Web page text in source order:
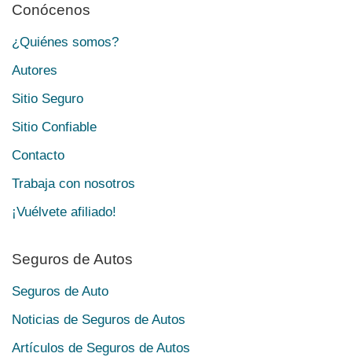
Conócenos
¿Quiénes somos?
Autores
Sitio Seguro
Sitio Confiable
Contacto
Trabaja con nosotros
¡Vuélvete afiliado!
Seguros de Autos
Seguros de Auto
Noticias de Seguros de Autos
Artículos de Seguros de Autos